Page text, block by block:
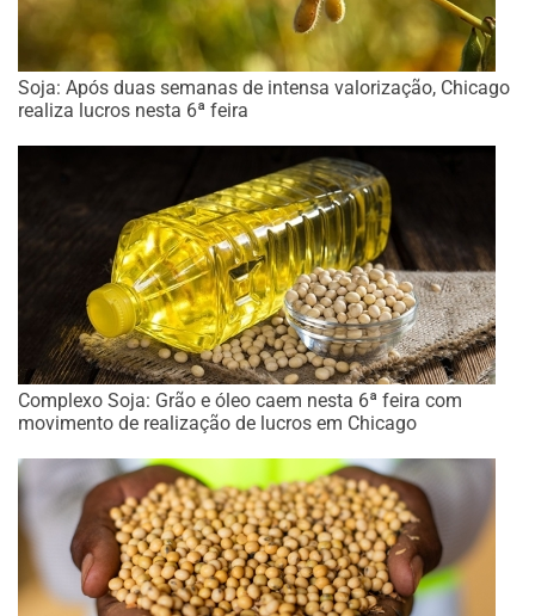
Soja: Após duas semanas de intensa valorização, Chicago
realiza lucros nesta 6ª feira
Complexo Soja: Grão e óleo caem nesta 6ª feira com
movimento de realização de lucros em Chicago